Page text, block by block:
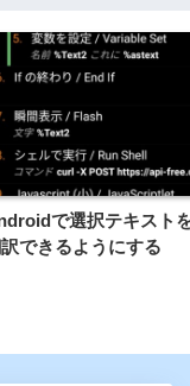
で選択テキスト
できるようにする